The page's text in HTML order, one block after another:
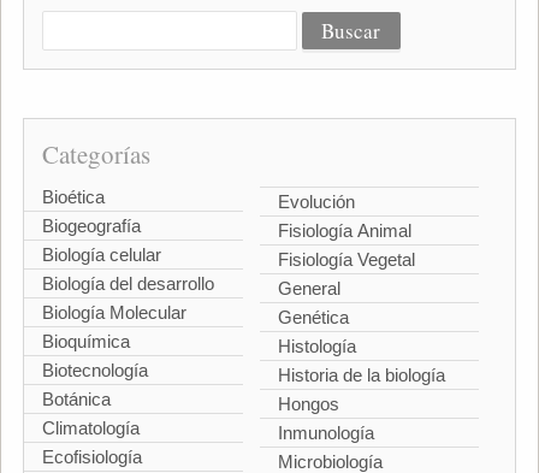
Categorías
Bioética
Biogeografía
Biología celular
Biología del desarrollo
Biología Molecular
Bioquímica
Biotecnología
Botánica
Climatología
Ecofisiología
Evolución
Fisiología Animal
Fisiología Vegetal
General
Genética
Histología
Historia de la biología
Hongos
Inmunología
Microbiología